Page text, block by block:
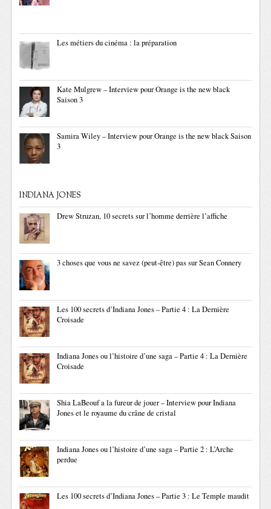
Les métiers du cinéma : la préparation
Kate Mulgrew – Interview pour Orange is the new black
Saison 3
Samira Wiley – Interview pour Orange is the new black Saison
3
INDIANA JONES
Drew Struzan, 10 secrets sur l’homme derrière l’affiche
3 choses que vous ne savez (peut-être) pas sur Sean Connery
Les 100 secrets d’Indiana Jones – Partie 4 : La Dernière
Croisade
Indiana Jones ou l’histoire d’une saga – Partie 4 : La Dernière
Croisade
Shia LaBeouf a la fureur de jouer – Interview pour Indiana
Jones et le royaume du crâne de cristal
Indiana Jones ou l’histoire d’une saga – Partie 2 : L’Arche
perdue
Les 100 secrets d’Indiana Jones – Partie 3 : Le Temple maudit